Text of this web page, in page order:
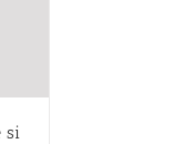
si